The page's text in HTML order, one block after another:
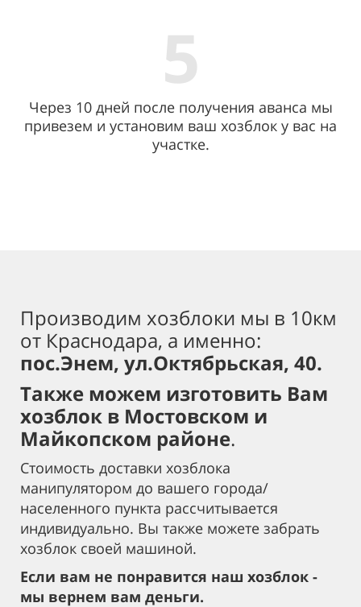
5
Через 10 дней после получения аванса мы
привезем и установим ваш хозблок у вас на
участке.
Производим хозблоки мы в 10км
от Краснодара, а именно:
пос.Энем, ул.Октябрьская, 40.
Также можем изготовить Вам
хозблок в Мостовском и
Майкопском районе.
Стоимость доставки хозблока
манипулятором до вашего города/
населенного пункта рассчитывается
индивидуально. Вы также можете забрать
хозблок своей машиной.
Если вам не понравится наш хозблок -
мы вернем вам деньги.